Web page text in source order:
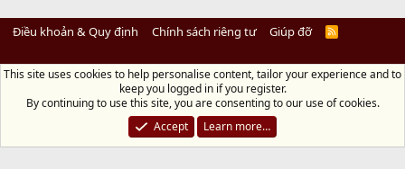
Điều khoản & Quy định Chính sách riêng tư Giúp đỡ
R
Diệu Pháp Âm
Chùa Diệu Pháp - Số 72/14 Phú Mỹ, Phú Hòa Đông, Củ Chi, TP.HCM
đồ)
Điện thoại: 028.36208438 | Email: bientap@dieuphapam.net
Chủ Nhiệm: Thích Minh Thiền
This site uses cookies to help personalise content, tailor your experience and to
keep you logged in if you register.
By continuing to use this site, you are consenting to our use of cookies.
Accept
Learn more…